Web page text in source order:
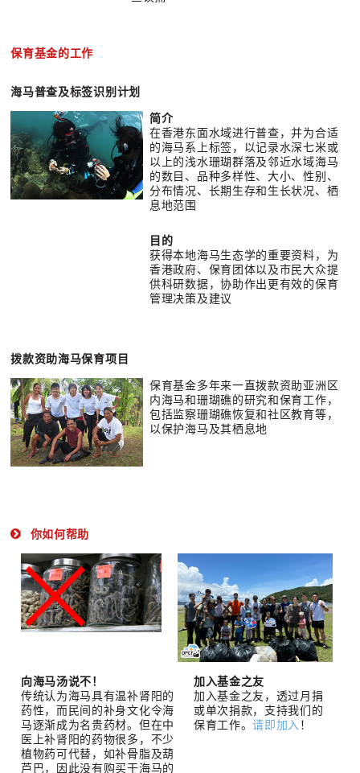
保育基金的工作
海马普查及标签识别计划
简介
在香港东面水域进行普查，并为合适
的海马系上标签，以记录水深七米或
以上的浅水珊瑚群落及邻近水域海马
的数目、品种多样性、大小、性别、
分布情况、长期生存和生长状况、栖
息地范围
目的
获得本地海马生态学的重要资料，为
香港政府、保育团体以及市民大众提
供科研数据，协助作出更有效的保育
管理决策及建议
拨款资助海马保育项目
保育基金多年来一直拨款资助亚洲区
内海马和珊瑚礁的研究和保育工作，
包括监察珊瑚礁恢复和社区教育等，
以保护海马及其栖息地
你如何帮助
向海马汤说不！
传统认为海马具有温补肾阳的
药性，而民间的补身文化令海
马逐渐成为名贵药材。但在中
医上补肾阳的药物很多，不少
植物药可代替，如补骨脂及葫
芦巴，因此没有购买干海马的
加入基金之友
加入基金之友，透过月捐
或单次捐款，支持我们的
保育工作。请即加入 ！